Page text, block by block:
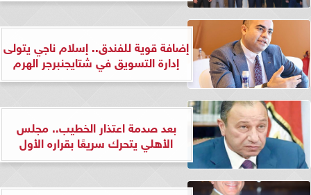
إضافة قوية للفندق.. إسلام ناجي يتولى
إدارة التسويق في شتايجنبرجر الهرم
بعد صدمة اعتذار الخطيب.. مجلس
الأهلي يتحرك سريعًا بقراره الأول